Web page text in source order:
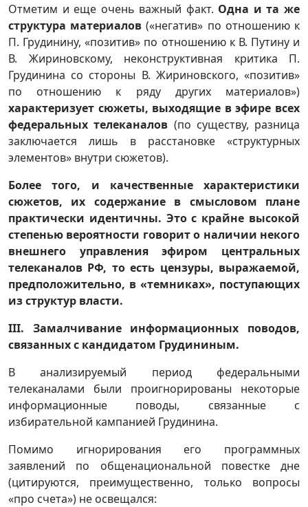
Отметим и еще очень важный факт. Одна и та же
структура материалов («негатив» по отношению к
П. Грудинину, «позитив» по отношению к В. Путину и
В. Жириновскому, неконструктивная критика П.
Грудинина со стороны В. Жириновского, «позитив»
по отношению к ряду других материалов»)
характеризует сюжеты, выходящие в эфире всех
федеральных телеканалов (по существу, разница
заключается лишь в расстановке «структурных
элементов» внутри сюжетов).
Более того, и качественные характеристики
сюжетов, их содержание в смысловом плане
практически идентичны. Это с крайне высокой
степенью вероятности говорит о наличии некого
внешнего управления эфиром центральных
телеканалов РФ, то есть цензуры, выражаемой,
предположительно, в «темниках», поступающих
из структур власти.
III. Замалчивание информационных поводов,
связанных с кандидатом Грудининым.
В анализируемый период федеральными
телеканалами были проигнорированы некоторые
информационные поводы, связанные с
избирательной кампанией Грудинина.
Помимо игнорирования его программных
заявлений по общенациональной повестке дне
(цитируются, преимущественно, только вопросы
«про счета») не освещался: